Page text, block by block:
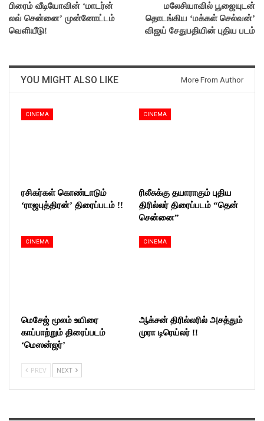
பிரைம் வீடியோவின் ‘மாடர்ன்
லவ் சென்னை’ முன்னோட்டம்
வெளியீடு!
மலேசியாவில் பூஜையுடன்
தொடங்கிய ‘மக்கள் செல்வன்’
விஜய் சேதுபதியின் புதிய படம்
YOU MIGHT ALSO LIKE More From Author
CINEMA
ரசிகர்கள் கொண்டாடும்
‘ராஜபுத்திரன்’ திரைப்படம் !!
CINEMA
ரிலீசுக்கு தயாராகும் புதிய
திரில்லர் திரைப்படம் “தென்
சென்னை”
CINEMA
மெசேஜ் மூலம் உயிரை
காப்பாற்றும் திரைப்படம்
‘மெஸன்ஜர்’
CINEMA
ஆக்சன் திரில்லரில் அசத்தும்
முரா டிரெய்லர் !!
PREV NEXT